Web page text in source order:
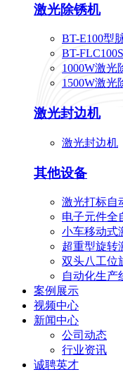
激光除锈机
BT-E100型
BT-
1000W激光
1500W激光
激光封边机
激光封边机
其他设备
激光打标自
电子元件全
小车移动式
超重型旋转
双头八工位
自动化生产
案例展示
视频中心
新闻中心
公司动态
行业资讯
诚聘英才